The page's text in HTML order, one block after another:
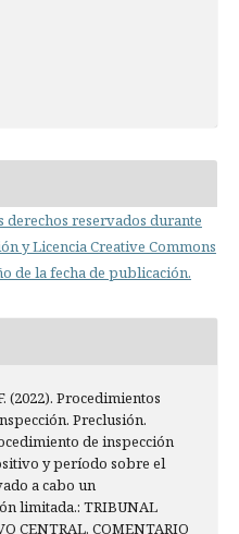
derechos reservados durante
y Licencia Creative Commons
de la fecha de publicación.
(2022). Procedimientos
Preclusión.
de inspección
y período sobre el
a cabo un
limitada.: TRIBUNAL
CENTRAL. COMENTARIO